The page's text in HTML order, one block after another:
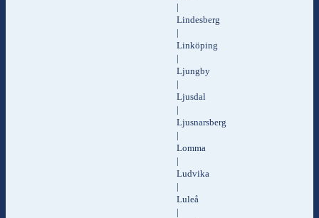
|
Lindesberg
|
Linköping
|
Ljungby
|
Ljusdal
|
Ljusnarsberg
|
Lomma
|
Ludvika
|
Luleå
|